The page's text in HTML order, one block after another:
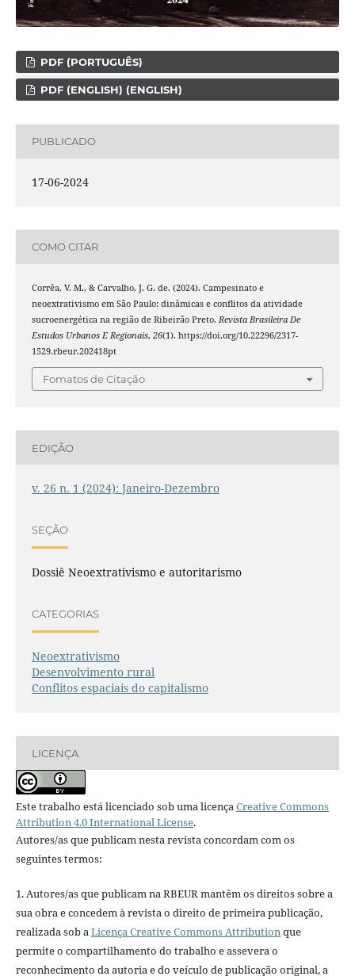
PDF (PORTUGUÊS)
PDF (ENGLISH) (ENGLISH)
PUBLICADO
17-06-2024
COMO CITAR
Corrêa, V. M., & Carvalho, J. G. de. (2024). Campesinato e
neoextrativismo em São Paulo: dinâmicas e conflitos da atividade
sucroenergética na região de Ribeirão Preto. Revista Brasileira De
Estudos Urbanos E Regionais, 26(1). https://doi.org/10.22296/2317-
1529.rbeur.202418pt
Fomatos de Citação
EDIÇÃO
v. 26 n. 1 (2024): Janeiro-Dezembro
SEÇÃO
Dossiê Neoextrativismo e autoritarismo
CATEGORIAS
Neoextrativismo
Desenvolvimento rural
Conflitos espaciais do capitalismo
LICENÇA
Este trabalho está licenciado sob uma licençaCreative Commons
Attribution 4.0 International License.
Autores/as que publicam nesta revista concordam com os
seguintes termos:
1. Autores/as que publicam na RBEUR mantêm os direitos sobre a
sua obra e concedem à revista o direito de primeira publicação,
realizada sob aLicença Creative Commons Attributionque
permite o compartilhamento do trabalho e assevera o
reconhecimento da autoria e do veículo de publicação original, a